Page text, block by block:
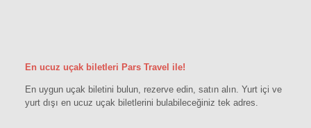
En ucuz uçak biletleri Pars Travel ile!
En uygun uçak biletini bulun, rezerve edin, satın alın. Yurt içi ve
yurt dışı en ucuz uçak biletlerini bulabileceğiniz tek adres.